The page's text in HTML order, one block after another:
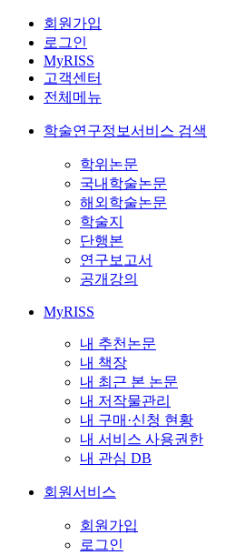
회원가입
로그인
MyRISS
고객센터
전체메뉴
학술연구정보서비스 검색
학위논문
국내학술논문
해외학술논문
학술지
단행본
연구보고서
공개강의
MyRISS
내 추천논문
내 책장
내 최근 본 논문
내 저작물관리
내 구매·신청 현황
내 서비스 사용권한
내 관심 DB
회원서비스
회원가입
로그인